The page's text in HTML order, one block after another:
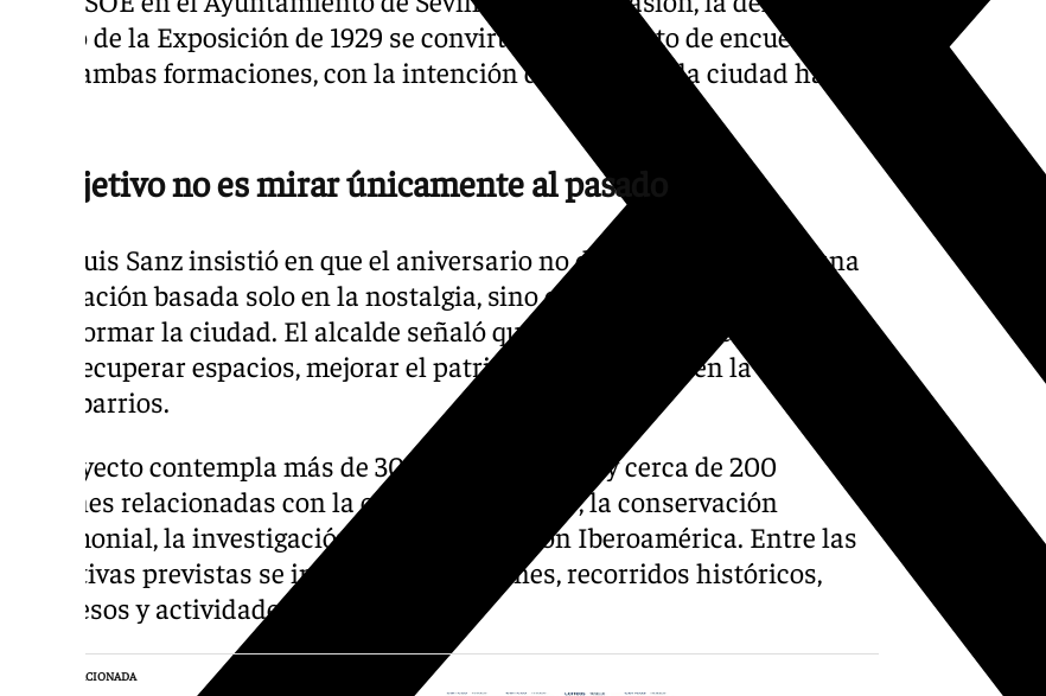
legado de la Exposición de 1929 se convirtió en un punto de encuentro
entre ambas formaciones, con la intención de proyectar la ciudad hacia
El objetivo no es mirar únicamente al pasado
José Luis Sanz insistió en que el aniversario no debe convertirse en una
celebración basada solo en la nostalgia, sino en una oportunidad para
transformar la ciudad. El alcalde señaló que el centenario debe servir
para recuperar espacios, mejorar el patrimonio y avanzar en la conexión
entre barrios.
El proyecto contempla más de 30 áreas de trabajo y cerca de 200
acciones relacionadas con la cultura, el turismo, la conservación
patrimonial, la investigación y los vínculos con Iberoamérica. Entre las
iniciativas previstas se incluyen exposiciones, recorridos históricos,
congresos y actividades divulgativas.
NOTICIA RELACIONADA